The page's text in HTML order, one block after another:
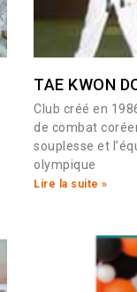
TAE KWON
Club créé en
de combat
souplesse et
olympique
Lire la suite »